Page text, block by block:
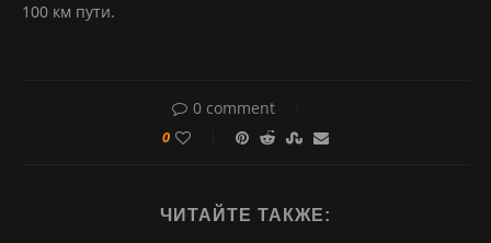
100 км пути.
0 comment
0
ЧИТАЙТЕ ТАКЖЕ: